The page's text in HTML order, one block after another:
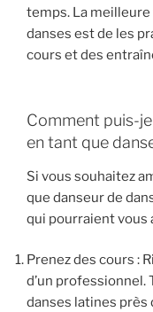
temps. La
danses est de les
cours et des
Comment puis-
en tant que
Si vous souhaitez
que danseur de
qui pourraient vous
Prenez des cours :
d’un professionnel.
danses latines près